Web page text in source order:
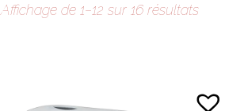
Affichage de 1–12 sur 16 résultats